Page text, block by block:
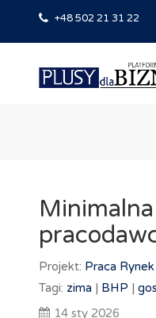
+48 502 21 31 22
Projekt: Praca
Tagi: zima | BHP |
14 sty 2026